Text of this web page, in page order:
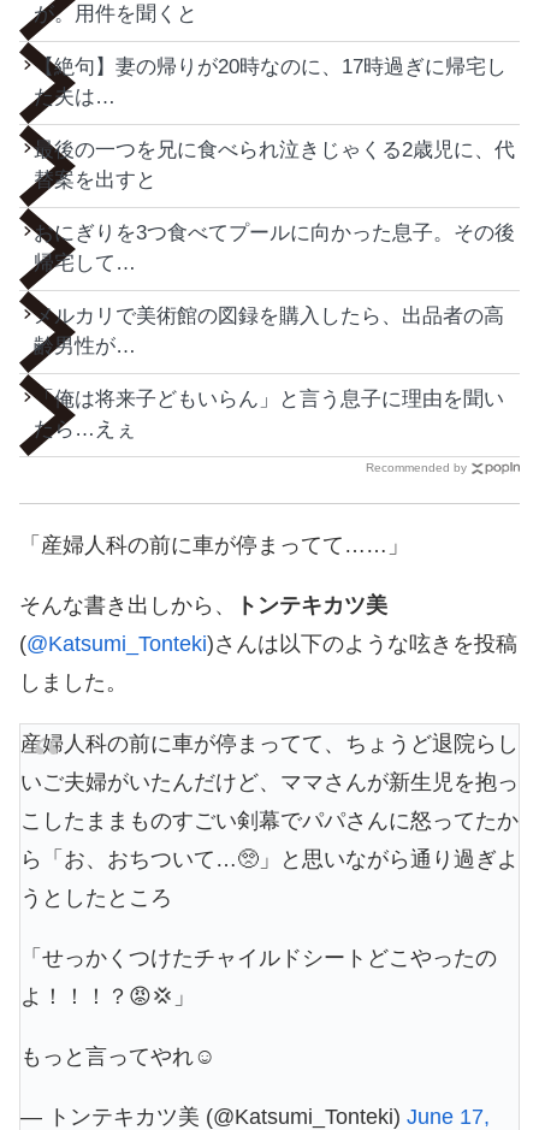
が。用件を聞くと
【絶句】妻の帰りが20時なのに、17時過ぎに帰宅し
た夫は…
最後の一つを兄に食べられ泣きじゃくる2歳児に、代
替案を出すと
おにぎりを3つ食べてプールに向かった息子。その後
帰宅して…
メルカリで美術館の図録を購入したら、出品者の高
齢男性が…
「俺は将来子どもいらん」と言う息子に理由を聞い
たら…えぇ
Recommended by
「産婦人科の前に車が停まってて……」
そんな書き出しから、
トンテキカツ美
(@Katsumi_Tonteki)さんは以下のような呟きを投稿
しました。
産婦人科の前に車が停まってて、ちょうど退院らし
いご夫婦がいたんだけど、ママさんが新生児を抱っ
こしたままものすごい剣幕でパパさんに怒ってたか
ら「お、おちついて…🥺」と思いながら通り過ぎよ
うとしたところ
「せっかくつけたチャイルドシートどこやったの
よ！！！？😡💢」
もっと言ってやれ☺️
— トンテキカツ美 (@Katsumi_Tonteki) June 17,